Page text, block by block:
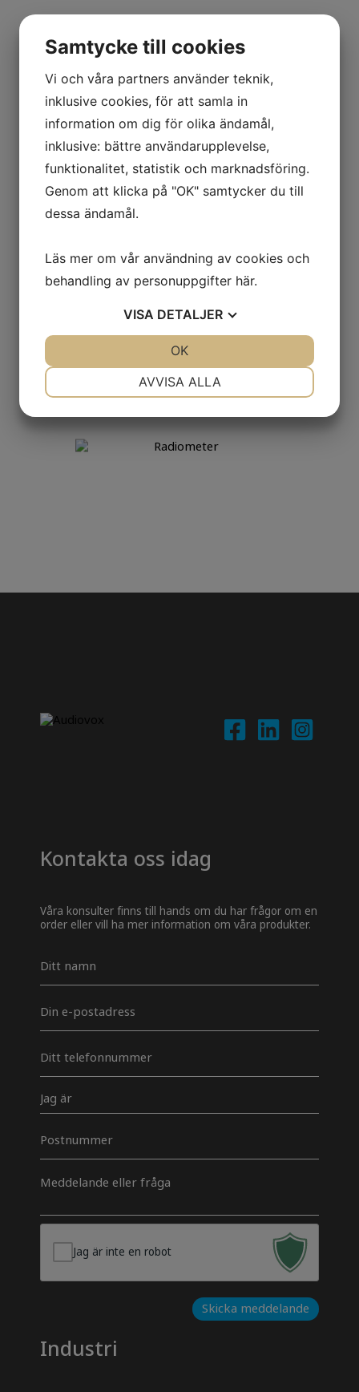
Kontakta oss idag
Våra konsulter finns till hands om du har frågor om en
order eller vill ha mer information om våra produkter.
*
mail
*
*
Jeg
er
Besked
*
Jag är inte en robot
Skicka meddelande
Industri
Samtycke till cookies
Vi och våra partners använder teknik,
inklusive cookies, för att samla in
information om dig för olika ändamål,
inklusive: bättre användarupplevelse,
funktionalitet, statistik och marknadsföring.
Genom att klicka på "OK" samtycker du till
dessa ändamål.
Läs mer om vår användning av cookies och
behandling av personuppgifter här.
VISA DETALJER
AVVISA ALLA
OK